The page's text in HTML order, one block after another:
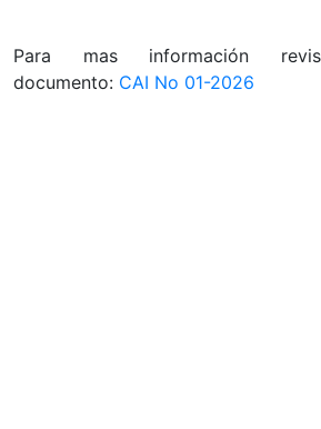
Para mas información
documento: CAI No 01-2026